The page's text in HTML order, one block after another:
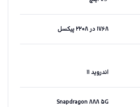
۱۷۶۸ در ۲۲۰۸ پیکسل
اندروید ۱۱
Snapdragon ۸۸۸ ۵G